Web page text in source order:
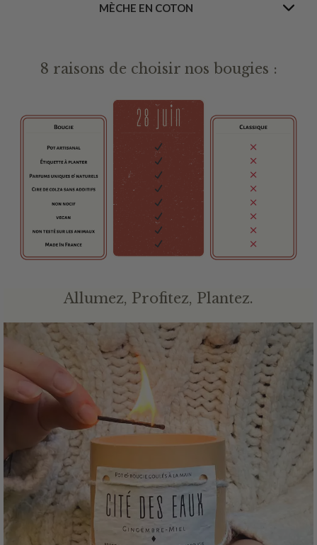
MÈCHE EN COTON
8 raisons de choisir nos bougies :
Allumez, Profitez, Plantez.